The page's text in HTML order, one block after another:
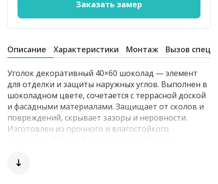
Описание Характеристики Монтаж Вызов
Уголок декоративный 40×60 шоколад — элемент
для отделки и защиты наружных углов. Выполнен в
шоколадном цвете, сочетается с террасной доской
и фасадными материалами. Защищает от сколов и
повреждений, скрывает зазоры и неровности.
Изготовлен из прочного и влагостойкого
финишной отделке террас и фасадов.